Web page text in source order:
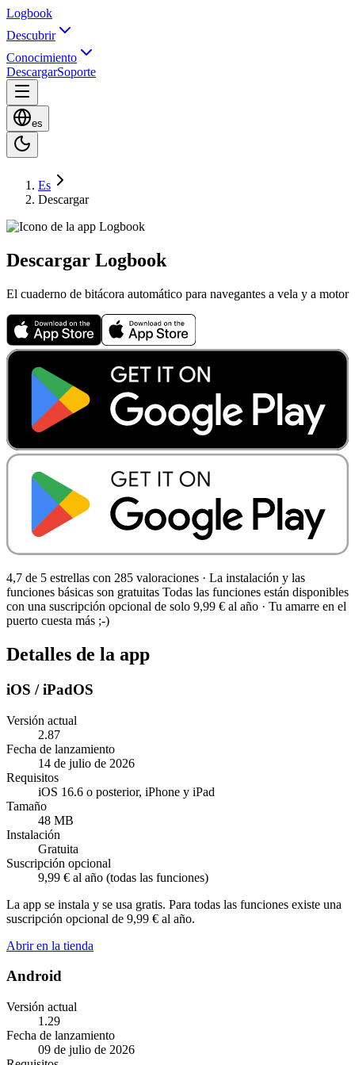
Logbook
Descubrir
Conocimiento
DescargarSoporte
es
Es
Descargar
Descargar Logbook
El cuaderno de bitácora automático para navegantes a vela y a motor
4,7 de 5 estrellas con 285 valoraciones · La instalación y las
funciones básicas son gratuitas Todas las funciones están disponibles
con una suscripción opcional de solo 9,99 € al año · Tu amarre en el
puerto cuesta más ;-)
Detalles de la app
iOS / iPadOS
Versión actual
2.87
Fecha de lanzamiento
14 de julio de 2026
Requisitos
iOS 16.6 o posterior, iPhone y iPad
Tamaño
48 MB
Instalación
Gratuita
Suscripción opcional
9,99 € al año (todas las funciones)
La app se instala y se usa gratis. Para todas las funciones existe una
suscripción opcional de 9,99 € al año.
Abrir en la tienda
Android
Versión actual
1.29
Fecha de lanzamiento
09 de julio de 2026